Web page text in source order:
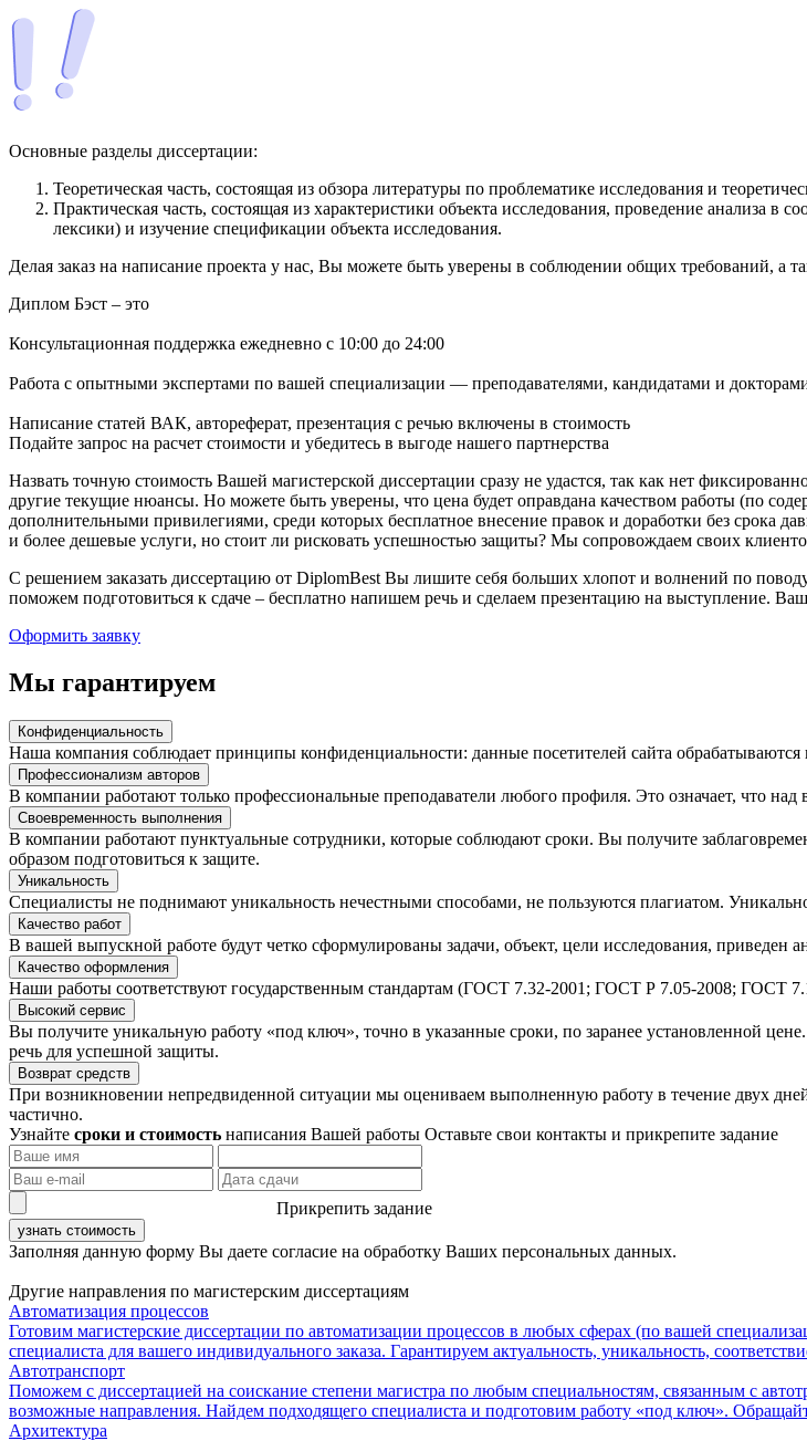
Основные разделы диссертации:
Теоретическая часть, состоящая из обзора литературы по проблематике исследования и
Практическая часть, состоящая из характеристики объекта исследования, проведение анализа в
лексики) и изучение спецификации объекта исследования.
Делая заказ на написание проекта у нас, Вы можете быть уверены в соблюдении общих требований, а
Диплом Бэст – это
Консультационная поддержка ежедневно с 10:00 до 24:00
Работа с опытными экспертами по вашей специализации — преподавателями, кандидатами и
Написание статей ВАК, автореферат, презентация с речью включены в стоимость
Подайте запрос на расчет стоимости и убедитесь в выгоде нашего партнерства
Назвать точную стоимость Вашей магистерской диссертации сразу не удастся, так как нет
другие текущие нюансы. Но можете быть уверены, что цена будет оправдана качеством работы (по
дополнительными привилегиями, среди которых бесплатное внесение правок и доработки без срока
и более дешевые услуги, но стоит ли рисковать успешностью защиты? Мы сопровождаем своих
С решением заказать диссертацию от DiplomBest Вы лишите себя больших хлопот и волнений по
поможем подготовиться к сдаче – бесплатно напишем речь и сделаем презентацию на выступление.
Оформить заявку
Мы гарантируем
Конфиденциальность
Наша компания соблюдает принципы конфиденциальности: данные посетителей сайта
Профессионализм авторов
В компании работают только профессиональные преподаватели любого профиля. Это означает, что
Своевременность выполнения
В компании работают пунктуальные сотрудники, которые соблюдают сроки. Вы получите
образом подготовиться к защите.
Уникальность
Специалисты не поднимают уникальность нечестными способами, не пользуются плагиатом.
Качество работ
В вашей выпускной работе будут четко сформулированы задачи, объект, цели исследования,
Качество оформления
Наши работы соответствуют государственным стандартам (ГОСТ 7.32-2001; ГОСТ Р 7.05-2008; ГОСТ
Высокий сервис
Вы получите уникальную работу «под ключ», точно в указанные сроки, по заранее установленной
речь для успешной защиты.
Возврат средств
При возникновении непредвиденной ситуации мы оцениваем выполненную работу в течение двух
частично.
Узнайте сроки и стоимость написания Вашей работы Оставьте свои контакты и прикрепите задание
Прикрепить задание
узнать стоимость
Заполняя данную форму Вы даете согласие на обработку Ваших персональных данных.
Другие направления по магистерским диссертациям
Автоматизация процессов
Готовим магистерские диссертации по автоматизации процессов в любых сферах (по вашей
специалиста для вашего индивидуального заказа. Гарантируем актуальность, уникальность,
Автотранспорт
Поможем с диссертацией на соискание степени магистра по любым специальностям, связанным с
возможные направления. Найдем подходящего специалиста и подготовим работу «под ключ».
Архитектура